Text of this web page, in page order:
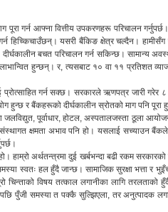
पूरा गर्न आफ्ना वित्तीय उपकरणहरू परिचालन
हिच्किचाउँछन्। यसरी बैंकिङ क्षेत्र चल्दैन। हामीसँग
बचत परिचालन गर्न सकिन्छ। सामान्य
हुन्छन्। र, त्यसबाट १० वा ११ प्रतिशत
गर्न सक्छ। सरकारले ऋणपत्र जारी गरेर ८
हुन्छ र बैंकहरूको दीर्घकालीन स्रोतको माग पनि पूरा
पूर्वाधार, होटल, अस्पतालजस्ता ठूला
क्षमता अभाव पनि हो। यसलाई सच्याउन
हाम्रो अर्थतन्त्रमा दुई खर्बभन्दा बढी रकम
स्वतः हल हुँदै जान्छ। सामाजिक सुरक्षा भत्ता र
विषय तत्काल लगानीका लागि तरलताको हुँदै
पुँजी समस्या त पक्कै सुल्झिएला, तर अनुत्पादक